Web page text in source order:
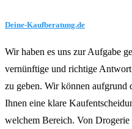
Deine-Kaufberatung.de
Wir haben es uns zur Aufgabe
vernünftige und richtige
zu geben. Wir können aufgrund
Ihnen eine klare
welchem Bereich. Von